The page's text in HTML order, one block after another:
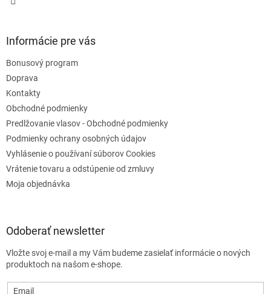
Informácie pre vás
Bonusový program
Doprava
Kontakty
Obchodné podmienky
Predlžovanie vlasov - Obchodné podmienky
Podmienky ochrany osobných údajov
Vyhlásenie o používaní súborov Cookies
Vrátenie tovaru a odstúpenie od zmluvy
Moja objednávka
Odoberať newsletter
Vložte svoj e-mail a my Vám budeme zasielať informácie o nových
produktoch na našom e-shope.
Email